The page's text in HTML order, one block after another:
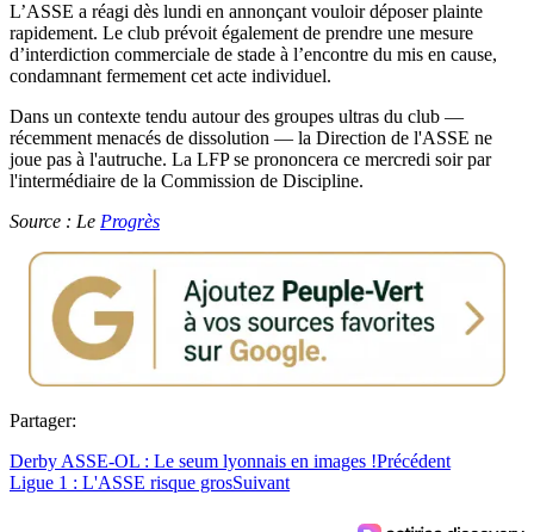
L’ASSE a réagi dès lundi en annonçant vouloir déposer plainte
rapidement. Le club prévoit également de prendre une mesure
d’interdiction commerciale de stade à l’encontre du mis en cause,
condamnant fermement cet acte individuel.
Dans un contexte tendu autour des groupes ultras du club —
récemment menacés de dissolution — la Direction de l'ASSE ne
joue pas à l'autruche. La LFP se prononcera ce mercredi soir par
l'intermédiaire de la Commission de Discipline.
Source : Le Progrès
Partager:
Derby ASSE-OL : Le seum lyonnais en images !Précédent
Ligue 1 : L'ASSE risque grosSuivant